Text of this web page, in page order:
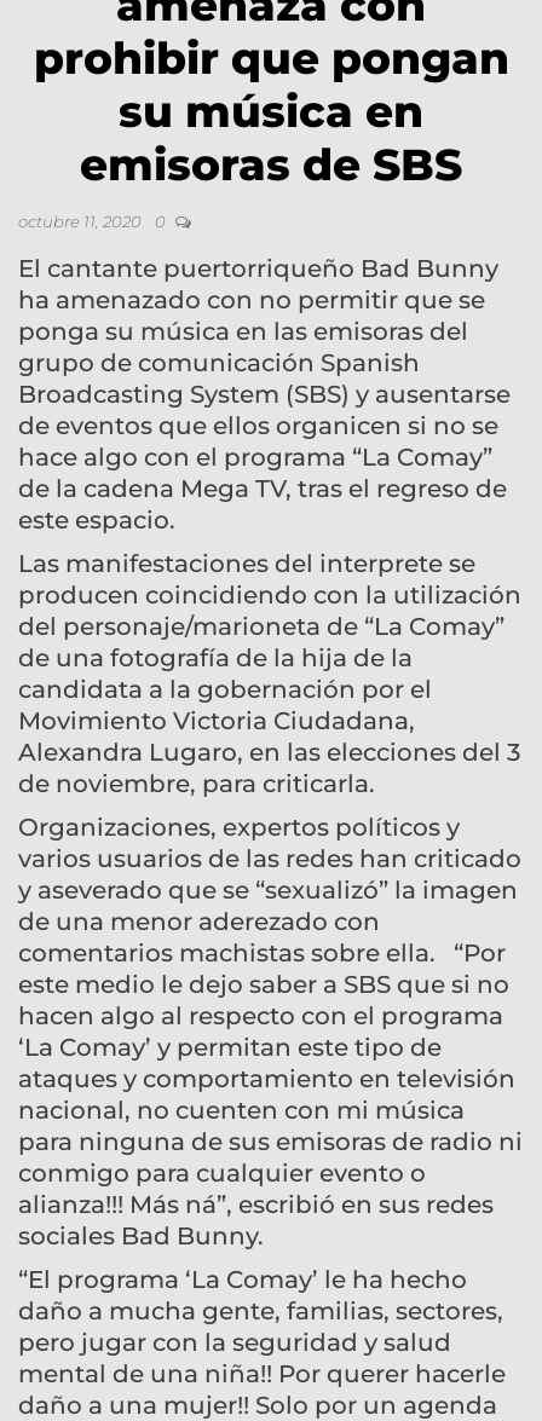
prohibir que pongan
su música en
emisoras de SBS
octubre 11, 2020 0
El cantante puertorriqueño Bad Bunny
ha amenazado con no permitir que se
ponga su música en las emisoras del
grupo de comunicación Spanish
Broadcasting System (SBS) y ausentarse
de eventos que ellos organicen si no se
hace algo con el programa “La Comay”
de la cadena Mega TV, tras el regreso de
este espacio.
Las manifestaciones del interprete se
producen coincidiendo con la utilización
del personaje/marioneta de “La Comay”
de una fotografía de la hija de la
candidata a la gobernación por el
Movimiento Victoria Ciudadana,
Alexandra Lugaro, en las elecciones del 3
de noviembre, para criticarla.
Organizaciones, expertos políticos y
varios usuarios de las redes han criticado
y aseverado que se “sexualizó” la imagen
de una menor aderezado con
comentarios machistas sobre ella. “Por
este medio le dejo saber a SBS que si no
hacen algo al respecto con el programa
‘La Comay’ y permitan este tipo de
ataques y comportamiento en televisión
nacional, no cuenten con mi música
para ninguna de sus emisoras de radio ni
conmigo para cualquier evento o
alianza!!! Más ná”, escribió en sus redes
sociales Bad Bunny.
“El programa ‘La Comay’ le ha hecho
daño a mucha gente, familias, sectores,
pero jugar con la seguridad y salud
mental de una niña!! Por querer hacerle
daño a una mujer!! Solo por un agenda